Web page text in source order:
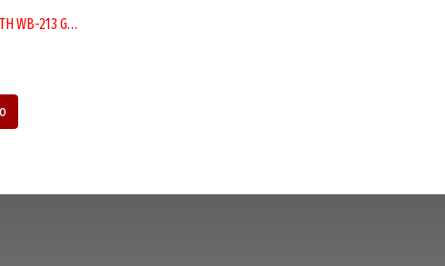
TECLADO Y MOUSE BLUETOOTH WB-213 GRIS/NEGRO - KIT OFICINA